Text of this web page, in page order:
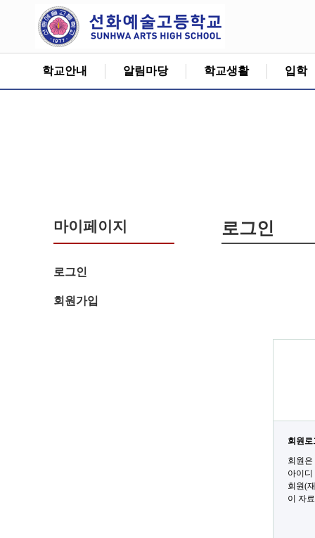
학교안내 알림마당 학교생활 입학
마이페이지
로그인
회원가입
로그인
회원로
회원
아이
회원(
이 자